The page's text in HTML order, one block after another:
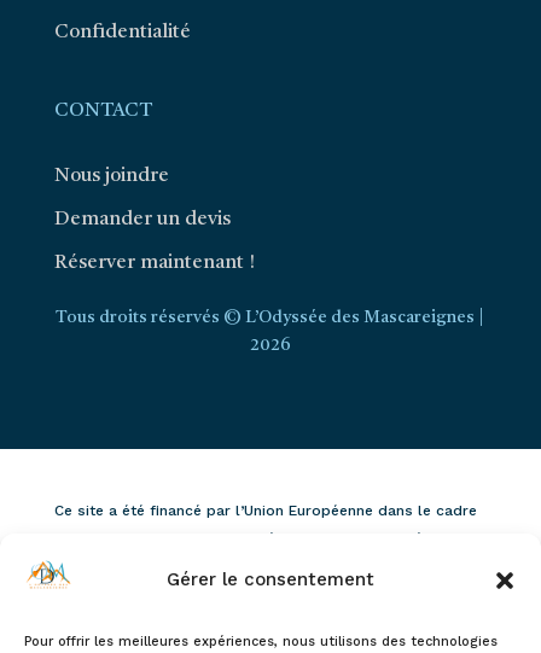
Gérer le consentement
Pour offrir les meilleures expériences, nous utilisons des technologies
Tous droits réservés © L’Odyssée des Mascareignes |
2026
Confidentialité
CONTACT
Nous joindre
Demander un devis
Réserver maintenant !
Ce site a été financé par l’Union Européenne dans le cadre
du programme FEDER-FSE+ Réunion dont l’Autorité de
gestion est la Région Réunion. L’Europe s’engage à La
Réunion avec le fonds FEDER